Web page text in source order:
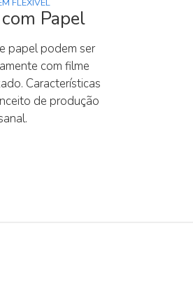
FLEXÍVEL
Papel
papel podem ser
com filme
Características
de produção